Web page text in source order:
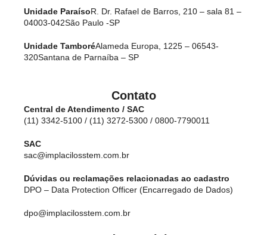
Unidade ParaísoR. Dr. Rafael de Barros, 210 – sala 81 –
04003-042São Paulo -SP
Unidade TamboréAlameda Europa, 1225 – 06543-
320Santana de Parnaíba – SP
Contato
Central de Atendimento / SAC
(11) 3342-5100 / (11) 3272-5300 / 0800-7790011
SAC
sac@implacilosstem.com.br
Dúvidas ou reclamações relacionadas ao cadastro
DPO – Data Protection Officer (Encarregado de Dados)
dpo@implacilosstem.com.br